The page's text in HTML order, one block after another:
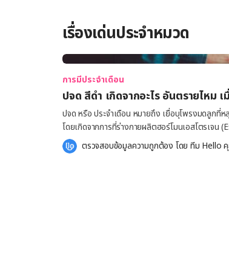
เรื่องเด่นประจำหมวด
การมีประจำเดือน
ปจด สีดำ เกิดจากอะไร อันตรายไหม
ปจด หรือ ประจำเดือน หมายถึง เยื่อบุโพรงมดลูกที่
โดยเกิดจากการที่ร่างกายผลิตฮอร์โมนเอสโตรเจน
รองรับการฝังตัวของตัวอ่อนหากไข่ปฏิสนธิกับอสุจิ แ
ปฏิสนธิกับอสุจิ เยื่อบุโพรงมดลูกจึงหลุดลอกออกตา
ตรวจสอบข้อมูลความถูกต้อง โดย ทีม Hello